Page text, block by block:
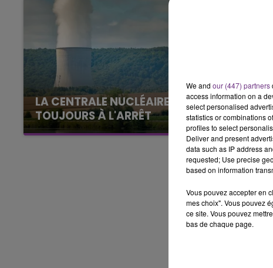
LE WEEK-END CHAMPAGNE FM
LA CENTRALE NUCLÉAIRE DE CHOOZ
TOUJOURS À L'ARRÊT
Cela fait déjà une semaine que la centrale
nucléaire ardennaise est à l'arrêt. Une situation
justifiée par la sécheresse intense qui est
We and our (447) partners
access information on a
select personalised
statistics or combinations
profiles to select
Deliver and present
data such as IP address
requested; Use precise
based on information
Vous pouvez accepter en
mes choix". Vous pouvez
ce site. Vous pouvez
bas de chaque page.